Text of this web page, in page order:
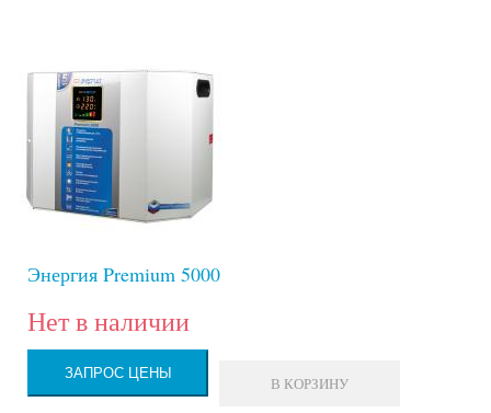
Энергия Premium 5000
Нет в наличии
ЗАПРОС ЦЕНЫ
В КОРЗИНУ